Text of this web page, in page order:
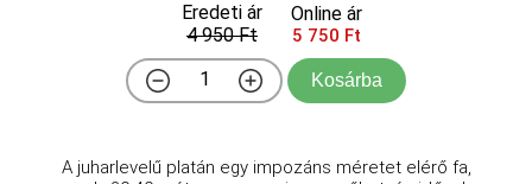
Eredeti ár
4 950 Ft
Online ár
5 750 Ft
Kosárba
A juharlevelű platán egy impozáns méretet elérő fa,